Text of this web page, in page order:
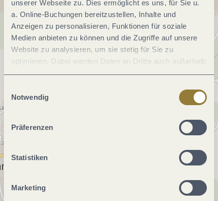
unserer Webseite zu. Dies ermöglicht es uns, für Sie u.
a. Online-Buchungen bereitzustellen, Inhalte und
Anzeigen zu personalisieren, Funktionen für soziale
Medien anbieten zu können und die Zugriffe auf unsere
Website zu analysieren, um sie stetig für Sie zu
optimieren. Dabei werden Daten an Dritte auch außerhalb
der Europäischen Union weitergegeben und dort
jederzeit widerrufen werden. Mit der Auswahl "Alle
ablehnen" kann es zu Beeinträchtigungen in der Nutzung
Notwendig
Präferenzen
Statistiken
Marketing